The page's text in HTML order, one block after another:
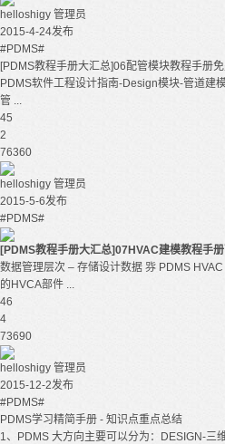
helloshigy 管理员
2015-4-24发布
#PDMS#
[PDMS教程手册大汇总]06配管模块教程手册
PDMS软件工程设计指南-Design模块-管道建
管 ...
45
2
76360
helloshigy 管理员
2015-5-6发布
#PDMS#
[PDMS教程手册大汇总]07HVAC建模教程手
数据管理层次 – 存储设计数据 哛 PDMS
的HVCA部件 ...
46
4
73690
helloshigy 管理员
2015-12-2发布
#PDMS#
PDMS学习精简手册 - 知识点重点总结
1、PDMS 大方向主要可以分为：DESIGN-三